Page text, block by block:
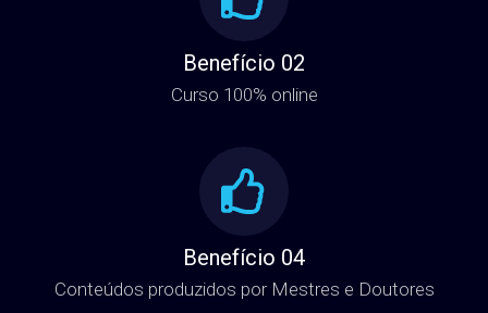
Benefício 02
Benefício 04